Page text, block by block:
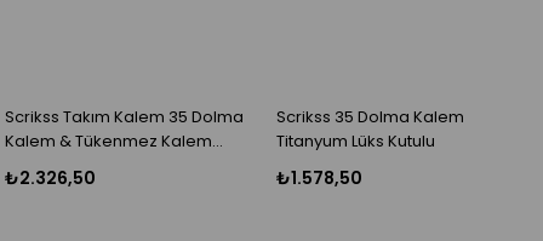
Scrikss Takım Kalem 35 Dolma
Kalem & Tükenmez Kalem
Titanyum Lüks Kutulu
₺2.326,50
Scrikss 35 Dolma Kalem
Titanyum Lüks Kutulu
₺1.578,50